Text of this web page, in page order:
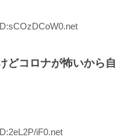
どコロナが怖いから自
iF0.net